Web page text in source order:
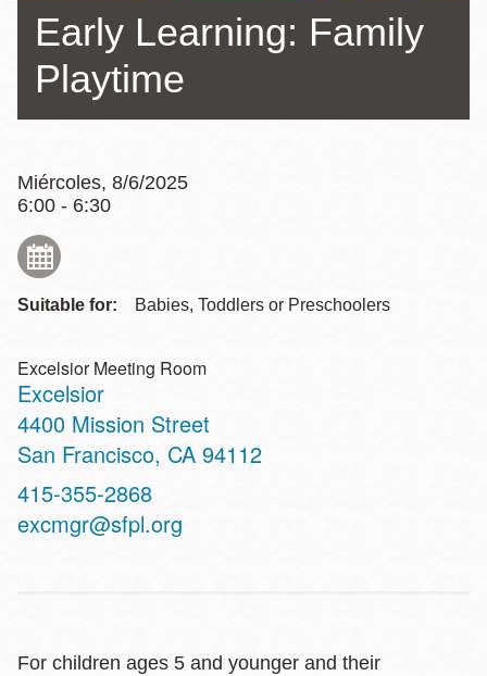
Early Learning: Family
Playtime
Miércoles, 8/6/2025
6:00 - 6:30
Suitable for: Babies, Toddlers or Preschoolers
Excelsior Meeting Room
Excelsior
Address
4400 Mission Street
San Francisco, CA 94112
Contact
Telephone
415-355-2868
excmgr@sfpl.org
For children ages 5 and younger and their